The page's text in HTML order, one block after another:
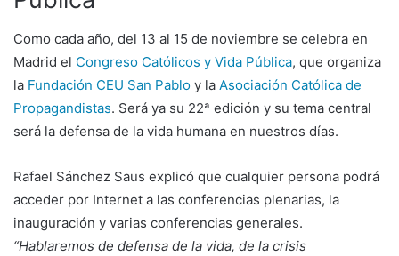
Como cada año, del 13 al 15 de noviembre se celebra en
Madrid el Congreso Católicos y Vida Pública, que organiza
la Fundación CEU San Pablo y la Asociación Católica de
Propagandistas. Será ya su 22ª edición y su tema central
será la defensa de la vida humana en nuestros días.
Rafael Sánchez Saus explicó que cualquier persona podrá
acceder por Internet a las conferencias plenarias, la
inauguración y varias conferencias generales.
“Hablaremos de defensa de la vida, de la crisis